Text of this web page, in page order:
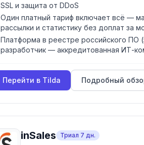
SSL и защита от DDoS
Один платный тариф включает всё —
рассылки и статистику без доплат за
Платформа в реестре российского ПО
разработчик — аккредитованная ИТ-
Перейти в Tilda Подробный
inSales Триал 7 дн.